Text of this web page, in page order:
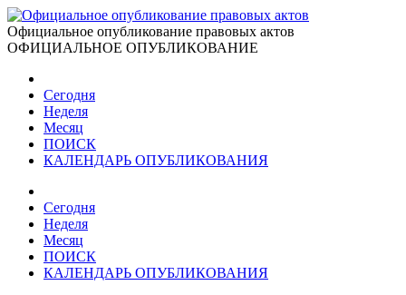
Официальное опубликование правовых актов
ОФИЦИАЛЬНОЕ ОПУБЛИКОВАНИЕ
Сегодня
Неделя
Месяц
ПОИСК
КАЛЕНДАРЬ ОПУБЛИКОВАНИЯ
Сегодня
Неделя
Месяц
ПОИСК
КАЛЕНДАРЬ ОПУБЛИКОВАНИЯ